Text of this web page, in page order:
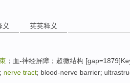
义 英英释义
；血-神经屏障；超微结构
nerve tract; blood-nerve barrier;